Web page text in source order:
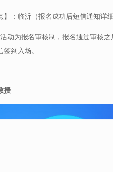
】：临沂（报名成功后短信通知详细
动为报名审核制，报名通过审核
签到入场。
授